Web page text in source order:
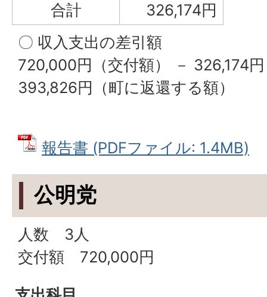
合計
326,174円
〇 収入支出の差引額
720,000円（交付額） － 326,174
393,826円（町に返還する額）
報告書 (PDFファイル: 1.4MB)
公明党
人数 3人
交付額 720,000円